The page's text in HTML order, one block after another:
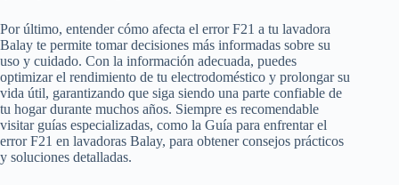
Por último, entender cómo afecta el error F21 a tu lavadora
Balay te permite tomar decisiones más informadas sobre su
uso y cuidado. Con la información adecuada, puedes
optimizar el rendimiento de tu electrodoméstico y prolongar su
vida útil, garantizando que siga siendo una parte confiable de
tu hogar durante muchos años. Siempre es recomendable
visitar guías especializadas, como la Guía para enfrentar el
error F21 en lavadoras Balay, para obtener consejos prácticos
y soluciones detalladas.